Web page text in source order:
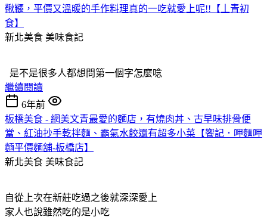
鞦韆，平價又溫暖的手作料理真的一吃就愛上呢!!【丄青初
食】
新北美食 美味食記
是不是很多人都想問第一個字怎麼唸
繼續閱讀
6年前
板橋美食 - 網美文青最愛的麵店，有燒肉丼、古早味排骨便
當、紅油抄手乾拌麵、霸氣水餃還有超多小菜【饗記．呷麵呷
麵平價麵舖-板橋店】
新北美食 美味食記
自從上次在新莊吃過之後就深深愛上
家人也說雖然吃的是小吃